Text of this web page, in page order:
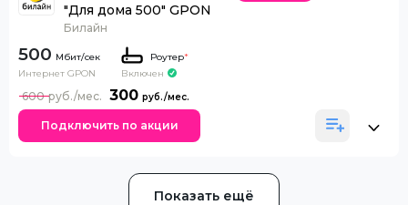
"Для дома 500" GPON
Билайн
500
Интернет GPON
Роутер*
Включен
300
600
Подключить по акции
Показать ещё